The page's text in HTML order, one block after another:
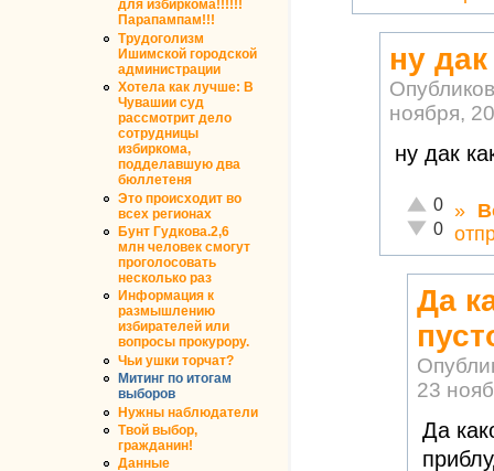
для избиркома!!!!!!
Парапампам!!!
Трудоголизм
Ишимской городской
администрации
Хотела как лучше: В
Чувашии суд
рассмотрит дело
сотрудницы
избиркома,
подделавшую два
бюллетеня
Это происходит во
всех регионах
Бунт Гудкова.2,6
млн человек смогут
проголосовать
несколько раз
Информация к
размышлению
избирателей или
вопросы прокурору.
Чьи ушки торчат?
Митинг по итогам
выборов
Нужны наблюдатели
Твой выбор,
гражданин!
Данные
ну
ноября,
ну дак
Отлично!
0
0
»
Да
23
Да